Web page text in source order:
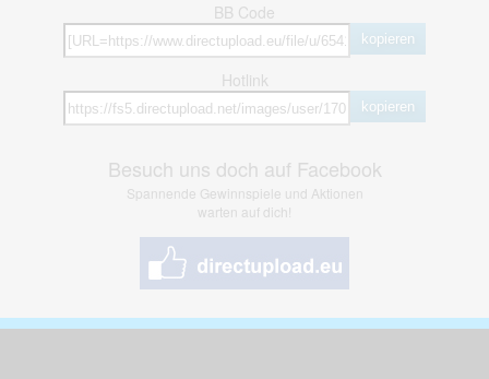
BB Code
kopieren
Hotlink
kopieren
Besuch uns doch auf Facebook
Spannende Gewinnspiele und Aktionen
warten auf dich!